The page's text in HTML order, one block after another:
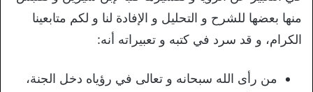
منها بعضها للشرح و التحليل و الإفادة لنا و لكم متابعينا
الكرام، و قد سرد في كتبه و تعبيراته أنه:
من رأى الله سبحانه و تعالى في رؤياه دخل الجنة،